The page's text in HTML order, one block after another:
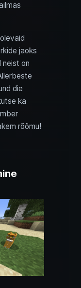
jaoks
on
die
ka
rõõmu!